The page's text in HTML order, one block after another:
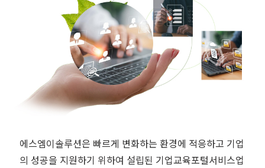
에스엠이솔루션은 빠르게 변화하는 환경에 적응하고 기업
의 성공을 지원하기 위하여 설립된 기업교육포털서비스업